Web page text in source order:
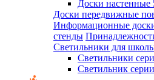
Доски настенные
Доски передвижные
Информационные
стенды
Светильники для
Светильники
Светильник